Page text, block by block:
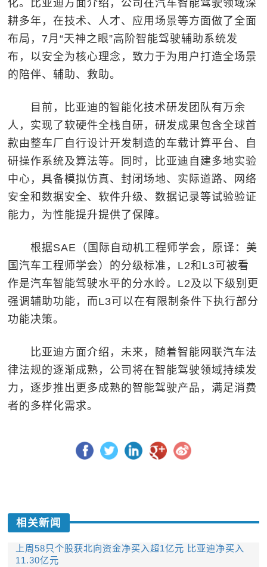
化。比亚迪方面介绍，公司在汽车智能驾驶领域深
耕多年，在技术、人才、应用场景等方面做了全面
布局，7月“天神之眼”高阶智能驾驶辅助系统发
布，以安全为核心理念，致力于为用户打造全场景
的陪伴、辅助、救助。
目前，比亚迪的智能化技术研发团队有万余
人，实现了软硬件全栈自研，研发成果包含全球首
款由整车厂自行设计开发制造的车载计算平台、自
研操作系统及算法等。同时，比亚迪自建多地实验
中心，具备模拟仿真、封闭场地、实际道路、网络
安全和数据安全、软件升级、数据记录等试验验证
能力，为性能提升提供了保障。
根据SAE（国际自动机工程师学会，原译：美
国汽车工程师学会）的分级标准，L2和L3可被看
作是汽车智能驾驶水平的分水岭。L2及以下级别更
强调辅助功能，而L3可以在有限制条件下执行部分
功能决策。
比亚迪方面介绍，未来，随着智能网联汽车法
律法规的逐渐成熟，公司将在智能驾驶领域持续发
力，逐步推出更多成熟的智能驾驶产品，满足消费
者的多样化需求。
相关新闻
上周58只个股获北向资金净买入超1亿元 比亚迪净买入
11.30亿元